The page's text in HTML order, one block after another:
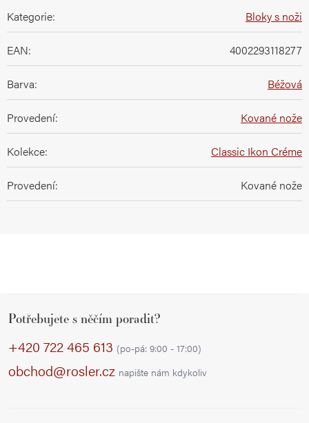
Kategorie: Bloky s noži
EAN: 4002293118277
Barva: Béžová
Provedení: Kované nože
Kolekce: Classic Ikon Créme
Provedení: Kované nože
Potřebujete s něčím poradit?
+420 722 465 613 (po-pá: 9:00 - 17:00)
obchod@rosler.cz napište nám kdykoliv